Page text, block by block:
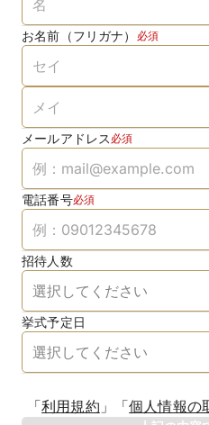
お名前（フリガナ） 必須
メールアドレス 必須
電話番号必須
招待人数
挙式予定日
年
「利用規約 」 「個人情報の